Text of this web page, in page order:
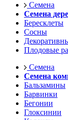
Семена
Семена
Бересклеты
Сосны
Плодовые
Семена
Семена
Бальзамины
Барвинки
Бегонии
Глоксинии